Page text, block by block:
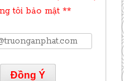
tôi bảo mật **